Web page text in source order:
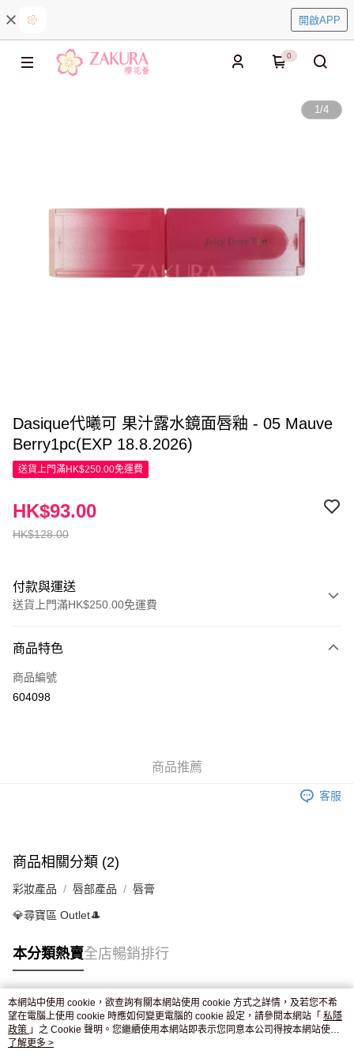
開啟APP
0
1/4
Dasique代曦可 果汁露水鏡面唇釉 - 05 Mauve
Berry1pc(EXP 18.8.2026)
送貨上門滿HK$250.00免運費
HK$128.00
HK$93.00
付款與運送
送貨上門滿HK$250.00免運費
信用卡
Apple Pay
付款後門市自取，訂單確認後2-4個工作天到店，7天內取。逾期後
商品特色
商品編號
604098
商品推薦
客服
商品相關分類 (2)
彩妝產品 唇部產品 唇膏
💎尋寶區 Outlet🎩
本分類熱賣全店暢銷排行
熱門標籤
熱銷排行
本網站中使用 cookie，欲查詢有關本網站使用 cookie 方式之詳情，及若您不希
望在電腦上使用 cookie 時應如何變更電腦的 cookie 設定，請參閱本網站「 私隱
政策 」之 Cookie 聲明。您繼續使用本網站即表示您同意本公司得按本網站使用
條款之 Cookie 聲明使用 cookie。
了解更多 >